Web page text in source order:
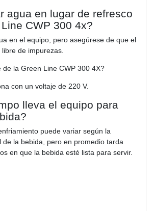
agua en lugar de refresco
CWP 300 4x?
en el equipo, pero asegúrese de que el
de impurezas.
de la Green Line CWP 300 4X?
con un voltaje de 220 V.
lleva el equipo para
puede variar según la
de la bebida, pero en promedio tarda
en que la bebida esté lista para servir.